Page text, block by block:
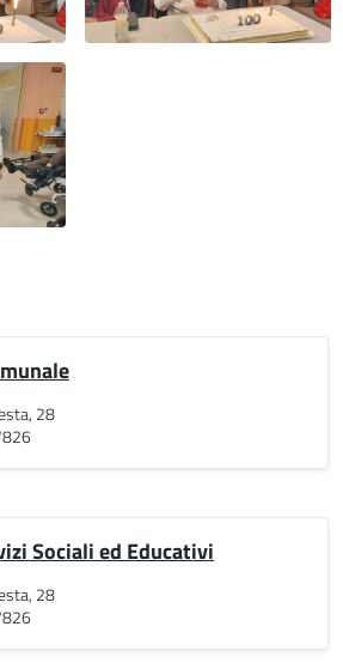
28
Sociali ed Educativi
28